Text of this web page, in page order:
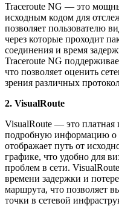
Traceroute NG — это
исходным кодом для
позволяет пользователю
через которые проходит
соединения и время
Traceroute NG
что позволяет оценить
зрения различных
2. VisualRoute
VisualRoute — это платная
подробную информацию о
отображает путь от
графике, что удобно для
проблем в сети.
времени задержки и
маршрута, что позволяет
точки в сетевой